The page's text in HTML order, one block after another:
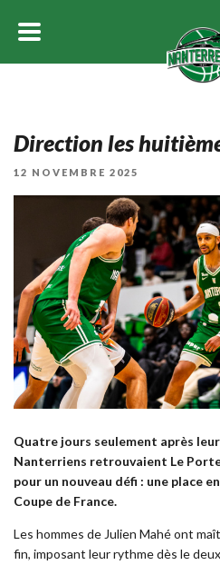
Direction les
PUBLIÉ
12 NOVEMBRE 2025
Quatre jours seulement après
Nanterriens retrouvaient Le
pour un nouveau défi : une place
Coupe de France.
Les hommes de Julien Mahé ont
fin, imposant leur rythme dès le